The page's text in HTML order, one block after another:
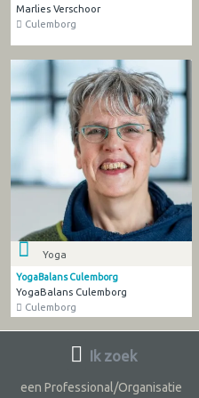
Marlies Verschoor
Culemborg
Yoga
YogaBalans Culemborg
YogaBalans Culemborg
Culemborg
Ik zoek
een Professional/Organisatie